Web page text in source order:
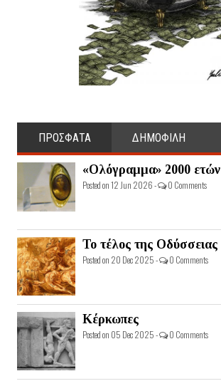
ΠΡΟΣΦΑΤΑ ΔΗΜΟΦΙΛΗ
«Ολόγραμμα» 2000 ετών
Posted on 12 Jun 2026 - 0 Comments
Το τέλος της Οδύσσειας
Posted on 20 Dec 2025 - 0 Comments
Κέρκωπες
Posted on 05 Dec 2025 - 0 Comments